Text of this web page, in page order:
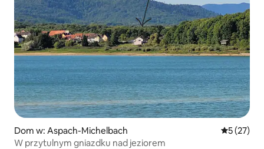
Dom w: Aspach-Michelbach Średnia
5 (27)
W przytulnym gniazdku nad jeziorem